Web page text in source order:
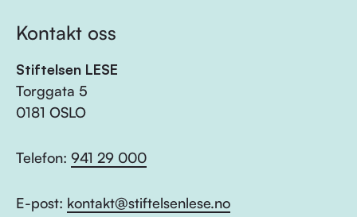
Kontakt oss
Stiftelsen LESE
Torggata 5
0181 OSLO
Telefon: 941 29 000
E-post: kontakt@stiftelsenlese.no